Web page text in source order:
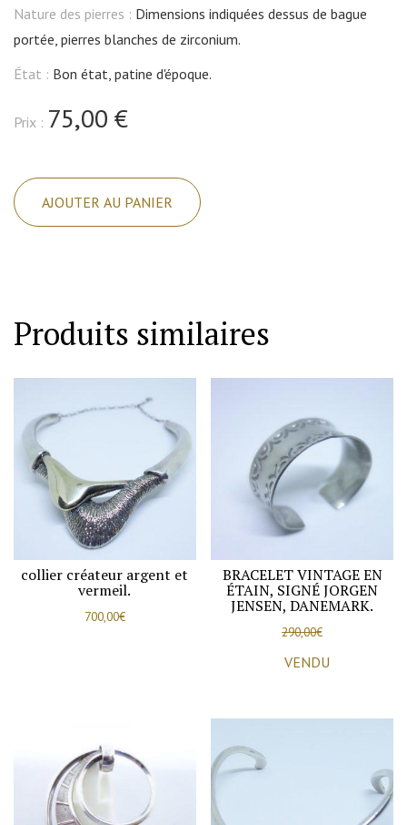
Nature des pierres : Dimensions indiquées dessus de bague
portée, pierres blanches de zirconium.
État : Bon état, patine d'époque.
Prix : 75,00 €
de
Bague
et
petites
pierres
blanches,
1960-
AJOUTER AU PANIER
Produits similaires
collier créateur argent et
vermeil.
700,00€
BRACELET VINTAGE EN
ÉTAIN, SIGNÉ JORGEN
JENSEN, DANEMARK.
290,00€
VENDU